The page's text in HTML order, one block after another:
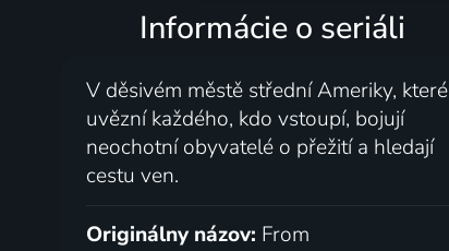
Informácie o seriáli
V děsivém městě střední Ameriky, které
uvězní každého, kdo vstoupí, bojují
neochotní obyvatelé o přežití a hledají
cestu ven.
Originálny názov: From